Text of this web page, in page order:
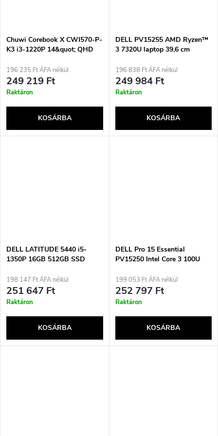
Chuwi Corebook X CWI570-P-
K3 i3-1220P 14&quot; QHD
W11Pro Ezüst
196 235 Ft ÁFA nélkül
249 219 Ft
Raktáron
KOSÁRBA
DELL PV15255 AMD Ryzen™
3 7320U laptop 39,6 cm
LPDDR5-SDRAM 512 GB
SSD Wi-Fi 5 (802.11ac)
Windows 11 Pro Fekete
196 838 Ft ÁFA nélkül
249 984 Ft
Raktáron
KOSÁRBA
DELL LATITUDE 5440 i5-
1350P 16GB 512GB SSD
Használt
198 147 Ft ÁFA nélkül
251 647 Ft
Raktáron
KOSÁRBA
DELL Pro 15 Essential
PV15250 Intel Core 3 100U
memóriával rendelkező laptop,
39,6 cm (15,6&quot;) Full HD,
8 GB DDR5-SDRAM, 512 GB
Windows 11 Pro, Fekete
199 053 Ft ÁFA nélkül
252 797 Ft
Raktáron
KOSÁRBA